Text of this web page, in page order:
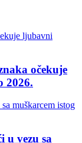
očekuje
2026.
u vezu sa